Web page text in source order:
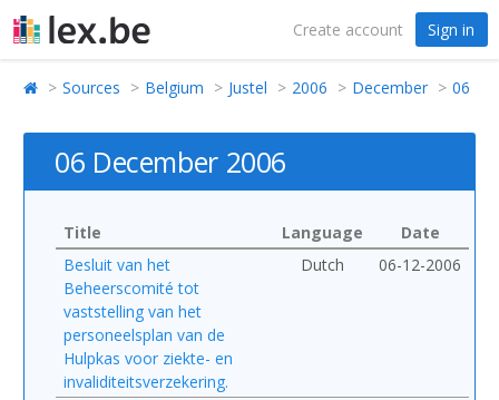
Create account Sign in
Sources Belgium Justel 2006 December 06
06 December 2006
Title Language
Date
Besluit van het
Beheerscomité tot
vaststelling van het
personeelsplan van de
Hulpkas voor ziekte- en
invaliditeitsverzekering.
Dutch 06-12-2006